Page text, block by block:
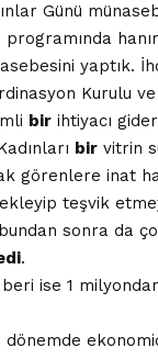
Günü
yaptık.
Kurulu
bir ihtiyacı
bir vitrin
görenlere inat
teşvik
sonra da
.
beri ise 1
dönemde